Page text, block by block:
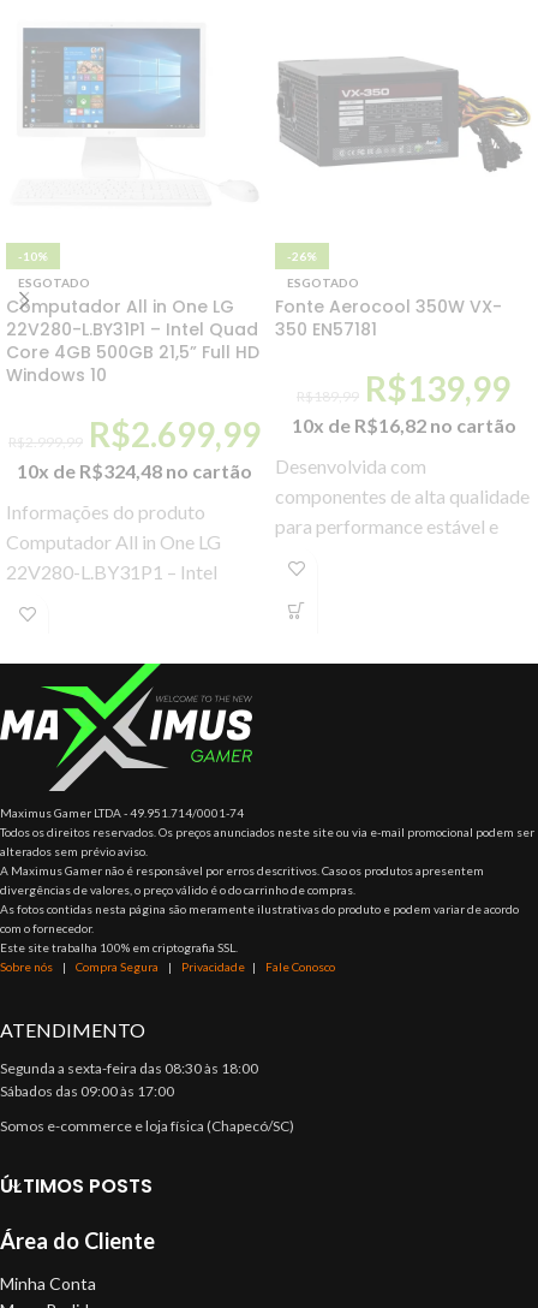
-10%
ESGOTADO
Computador All in One LG
22V280-L.BY31P1 – Intel Quad
Core 4GB 500GB 21,5” Full HD
Windows 10
R$2.999,99 R$2.699,99
10x de R$324,48 no cartão
Informações do produto
Computador All in One LG
22V280-L.BY31P1 – Intel
Quad Core 4GB 500GB 21,5”
-26%
ESGOTADO
Fonte Aerocool 350W VX-
350 EN57181
R$189,99 R$139,99
10x de R$16,82 no cartão
Desenvolvida com
componentes de alta qualidade
para performance estável e
confiável.
Maximus Gamer LTDA - 49.951.714/0001-74
Todos os direitos reservados. Os preços anunciados neste site ou via e-mail promocional podem ser
alterados sem prévio aviso.
A Maximus Gamer não é responsável por erros descritivos. Caso os produtos apresentem
divergências de valores, o preço válido é o do carrinho de compras.
As fotos contidas nesta página são meramente ilustrativas do produto e podem variar de acordo
com o fornecedor.
Este site trabalha 100% em criptografia SSL.
Sobre nós | Compra Segura | Privacidade | Fale Conosco
ATENDIMENTO
Segunda a sexta-feira das 08:30 às 18:00
Sábados das 09:00 às 17:00
Somos e-commerce e loja física (Chapecó/SC)
ÚLTIMOS POSTS
Área do Cliente
Minha Conta